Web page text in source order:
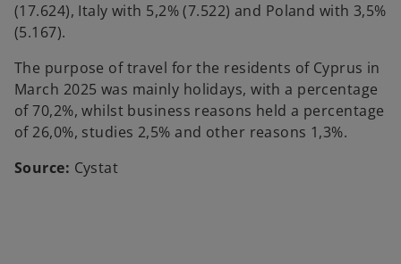
(17.624), Italy with 5,2% (7.522) and Poland with 3,5%
(5.167).
The purpose of travel for the residents of Cyprus in
March 2025 was mainly holidays, with a percentage
of 70,2%, whilst business reasons held a percentage
of 26,0%, studies 2,5% and other reasons 1,3%.
Source: Cystat